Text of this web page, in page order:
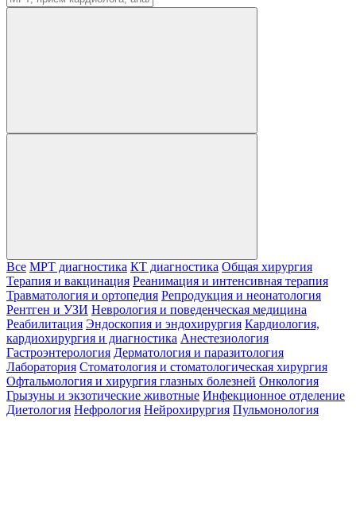
Все МРТ диагностика КТ диагностика Общая хирургия
Терапия и вакцинация Реанимация и интенсивная терапия
Травматология и ортопедия Репродукция и неонатология
Рентген и УЗИ Неврология и поведенческая медицина
Реабилитация Эндоскопия и эндохирургия Кардиология,
кардиохирургия и диагностика Анестезиология
Гастроэнтерология Дерматология и паразитология
Лаборатория Стоматология и стоматологическая хирургия
Офтальмология и хирургия глазных болезней Онкология
Грызуны и экзотические животные Инфекционное отделение
Диетология Нефрология Нейрохирургия Пульмонология